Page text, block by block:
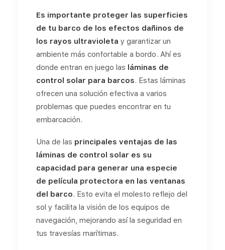
Es importante proteger las superficies
de tu barco de los efectos dañinos de
los rayos ultravioleta y garantizar un
ambiente más confortable a bordo. Ahí es
donde entran en juego las láminas de
control solar para barcos. Estas láminas
ofrecen una solución efectiva a varios
problemas que puedes encontrar en tu
embarcación.
Una de las principales ventajas de las
láminas de control solar es su
capacidad para generar una especie
de película protectora en las ventanas
del barco. Esto evita el molesto reflejo del
sol y facilita la visión de los equipos de
navegación, mejorando así la seguridad en
tus travesías marítimas.